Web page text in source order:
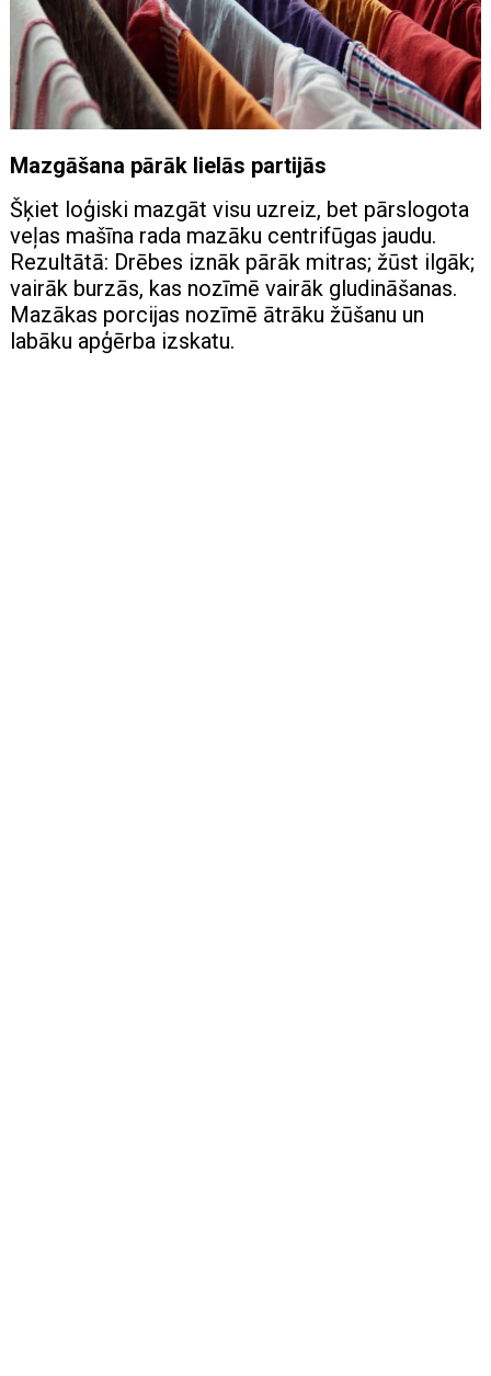
Mazgāšana pārāk lielās partijās
Šķiet loģiski mazgāt visu uzreiz, bet pārslogota
veļas mašīna rada mazāku centrifūgas jaudu.
Rezultātā: Drēbes iznāk pārāk mitras; žūst ilgāk;
vairāk burzās, kas nozīmē vairāk gludināšanas.
Mazākas porcijas nozīmē ātrāku žūšanu un
labāku apģērba izskatu.